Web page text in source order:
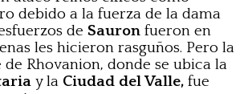
debido a la fuerza de la dama
de Sauron fueron en
les hicieron rasguños. Pero la
Rhovanion, donde se ubica la
y la Ciudad del Valle, fue